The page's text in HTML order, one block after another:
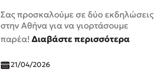
Σας προσκαλούμε σε δύο εκδηλώσεις
στην Αθήνα για να γιορτάσουμε
παρέα! Διαβάστε περισσότερα
21/04/2026